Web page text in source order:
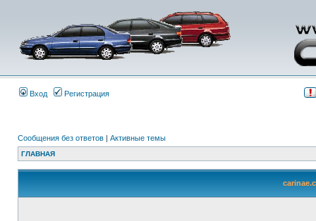
Вход Регистрация
Сообщения без ответов | Активные темы
ГЛАВНАЯ